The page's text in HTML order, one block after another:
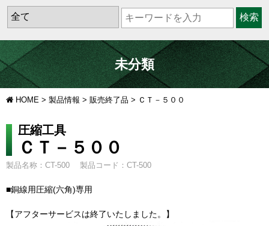
検索
未分類
HOME > 製品情報 > 販売終了品 > ＣＴ－５００
圧縮工具
ＣＴ－５００
製品名称：CT-500 製品コード：CT-500
■銅線用圧縮(六角)専用
【アフターサービスは終了いたしました。】